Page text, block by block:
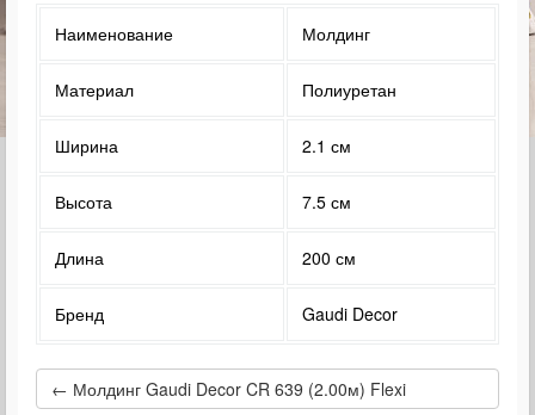
Наименование Молдинг
Материал Полиуретан
Ширина 2.1 см
Высота 7.5 см
Длина 200 см
Бренд Gaudi Decor
← Молдинг Gaudi Decor CR 639 (2.00м) Flexi